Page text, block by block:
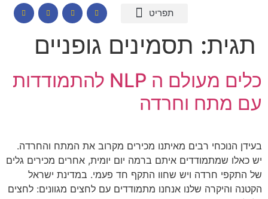
תגית: תסמינים גופניים
כלים מעולם ה NLP להתמודדות
עם מתח וחרדה
בעידן הנוכחי רבים מאיתנו מכירים מקרוב את המתח והחרדה.
יש כאלו שמתמודדים איתם ברמה יום יומית, אחרים מכירים גלים
של התקפי חרדה ויש שחוו התקף חד פעמי. במדינת ישראל
הקטנה והיקרה שלנו אנחנו מתמודדים עם לחצים מגוונים: לחצים